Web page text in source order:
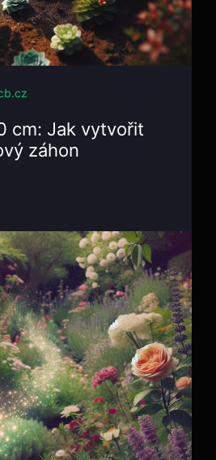
cm: Jak vytvořit
záhon